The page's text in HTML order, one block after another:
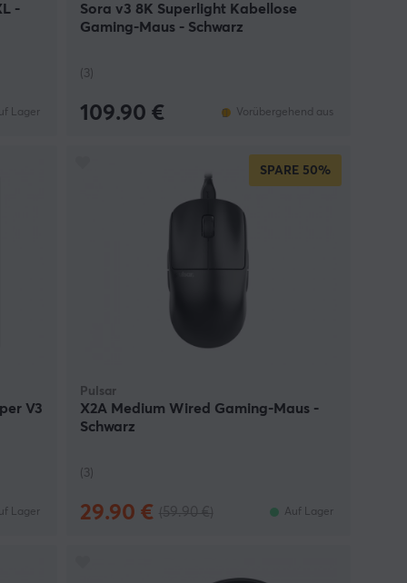
-
Lager
Sora v3 8K Superlight Kabellose
Gaming-Maus - Schwarz
(3)
109.90 € Vorübergehend aus
V3
Lager
SPARE 50%
Pulsar
X2A Medium Wired Gaming-Maus -
Schwarz
(3)
29.90 € Auf Lager